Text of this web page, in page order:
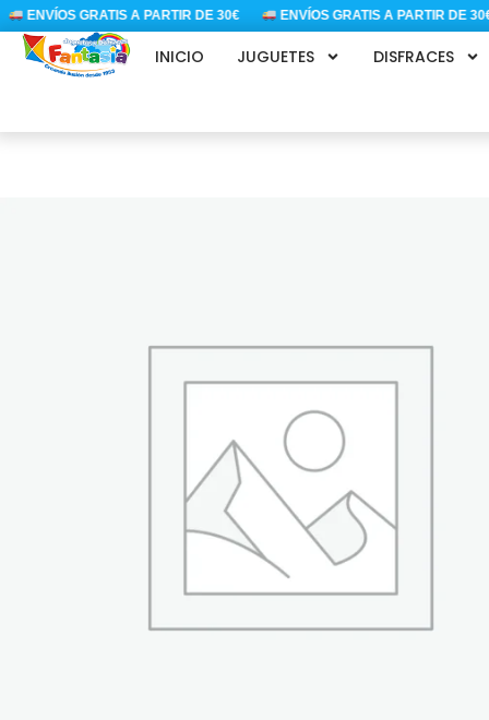
Ir
contenido
ENVÍOS GRATIS A PARTIR DE 30€ ENVÍOS GRATIS A PARTIR DE 30€
INICIO JUGUETES DISFRACES